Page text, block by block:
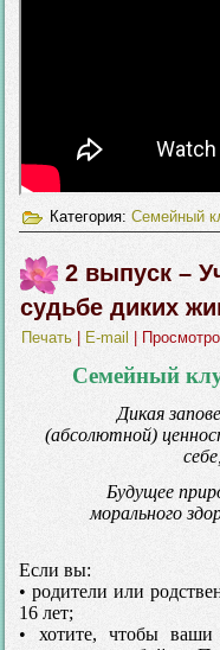
Категория:Семейный
2 выпуск –
судьбе диких
Печать E-mail |
Семейный
Дикая
(абсолютной)
Будущее
морального
Если вы:
• родители или
16 лет;
• хотите, чтобы ваши